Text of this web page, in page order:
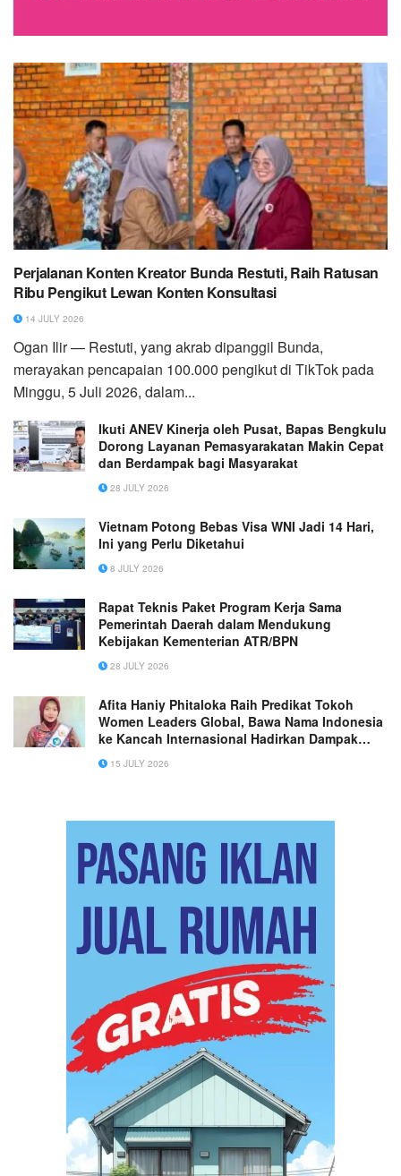
Perjalanan Konten Kreator Bunda Restuti, Raih Ratusan
Ribu Pengikut Lewan Konten Konsultasi
14 JULY 2026
Ogan Ilir — Restuti, yang akrab dipanggil Bunda,
merayakan pencapaian 100.000 pengikut di TikTok pada
Minggu, 5 Juli 2026, dalam...
Ikuti ANEV Kinerja oleh Pusat, Bapas Bengkulu
Dorong Layanan Pemasyarakatan Makin Cepat
dan Berdampak bagi Masyarakat
28 JULY 2026
Vietnam Potong Bebas Visa WNI Jadi 14 Hari,
Ini yang Perlu Diketahui
8 JULY 2026
Rapat Teknis Paket Program Kerja Sama
Pemerintah Daerah dalam Mendukung
Kebijakan Kementerian ATR/BPN
28 JULY 2026
Afita Haniy Phitaloka Raih Predikat Tokoh
Women Leaders Global, Bawa Nama Indonesia
ke Kancah Internasional Hadirkan Dampak
Melalui 40+ Program Bersama Para Perempuan
dari 80+ Negara
15 JULY 2026